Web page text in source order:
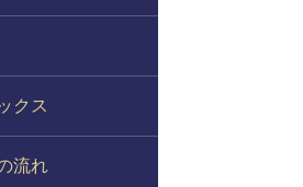
クス
流れ